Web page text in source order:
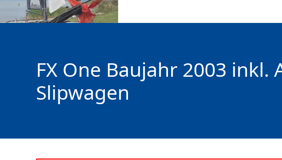
FX One Baujahr 2003 inkl.
Slipwagen